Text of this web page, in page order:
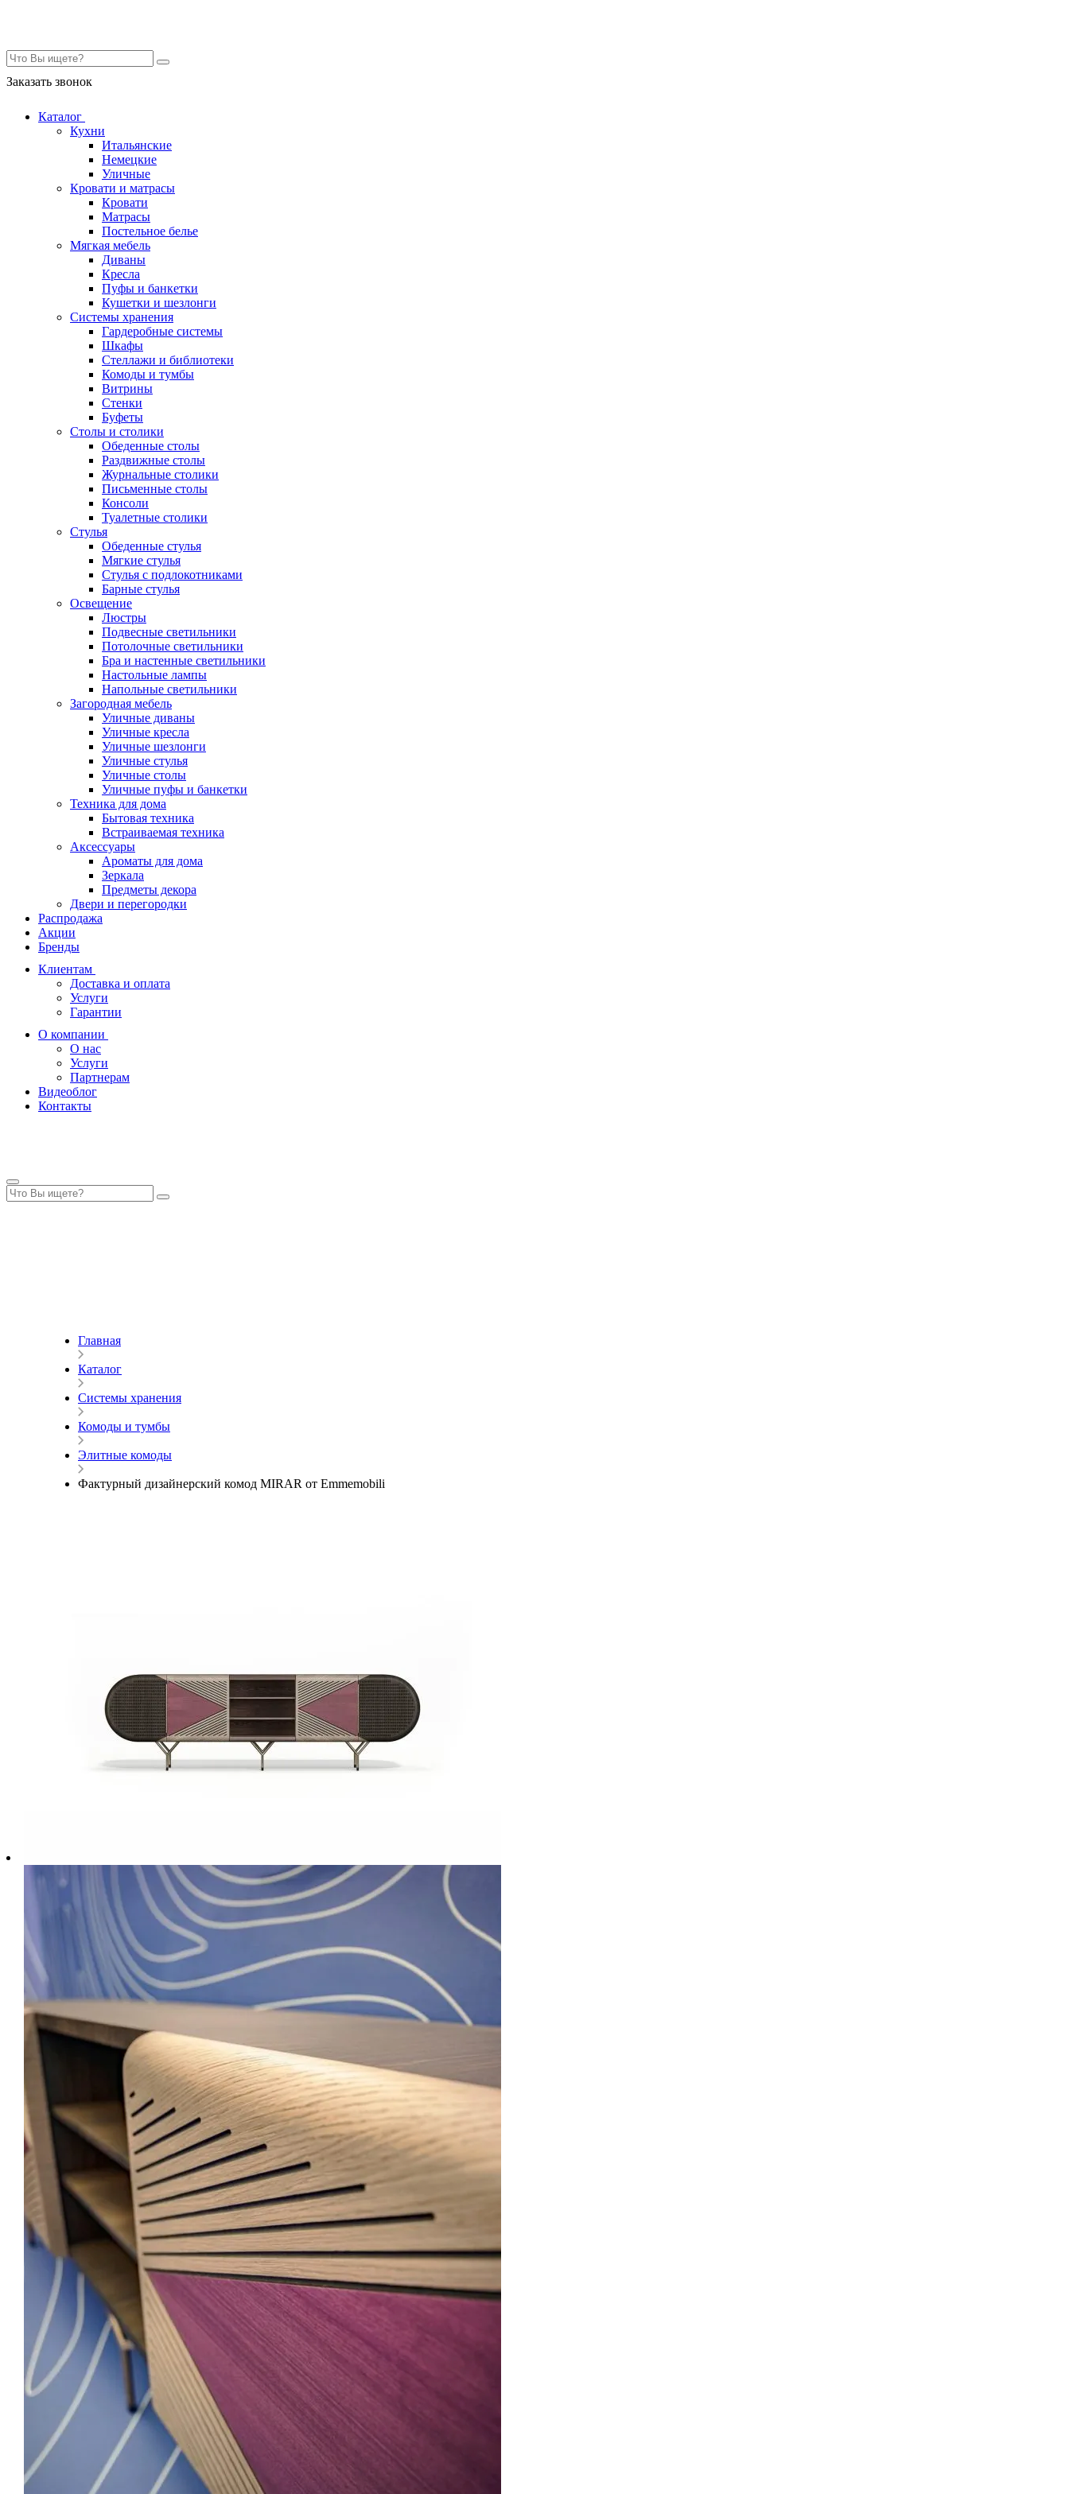
Заказать звонок
Каталог
Кухни
Итальянские
Немецкие
Уличные
Кровати и матрасы
Кровати
Матрасы
Постельное белье
Мягкая мебель
Диваны
Кресла
Пуфы и банкетки
Кушетки и шезлонги
Системы хранения
Гардеробные системы
Шкафы
Стеллажи и библиотеки
Комоды и тумбы
Витрины
Стенки
Буфеты
Столы и столики
Обеденные столы
Раздвижные столы
Журнальные столики
Письменные столы
Консоли
Туалетные столики
Стулья
Обеденные стулья
Мягкие стулья
Стулья с подлокотниками
Барные стулья
Освещение
Люстры
Подвесные светильники
Потолочные светильники
Бра и настенные светильники
Настольные лампы
Напольные светильники
Загородная мебель
Уличные диваны
Уличные кресла
Уличные шезлонги
Уличные стулья
Уличные столы
Уличные пуфы и банкетки
Техника для дома
Бытовая техника
Встраиваемая техника
Аксессуары
Ароматы для дома
Зеркала
Предметы декора
Двери и перегородки
Распродажа
Акции
Бренды
Клиентам
Доставка и оплата
Услуги
Гарантии
О компании
О нас
Услуги
Партнерам
Видеоблог
Контакты
Главная
Каталог
Системы хранения
Комоды и тумбы
Элитные комоды
Фактурный дизайнерский комод MIRAR от Emmemobili